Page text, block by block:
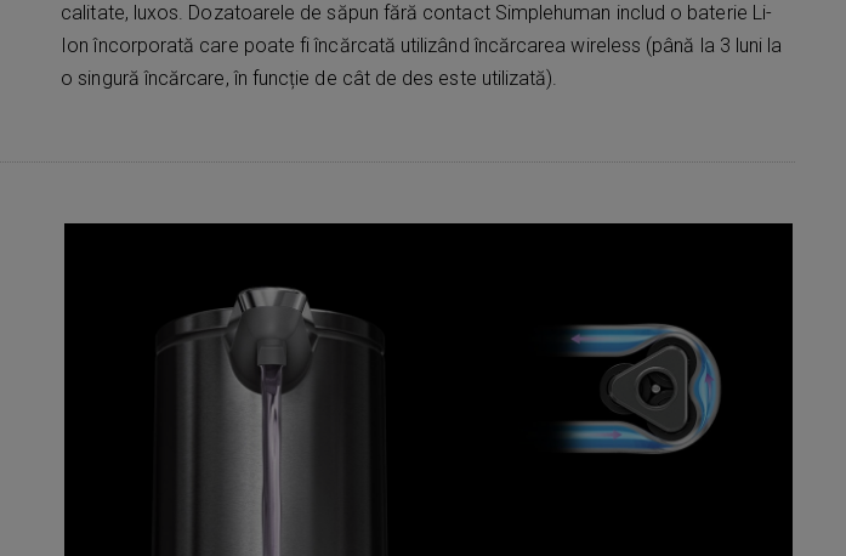
calitate, luxos. Dozatoarele de săpun fără contact Simplehuman includ o baterie Li-
Ion încorporată care poate fi încărcată utilizând încărcarea wireless (până la 3 luni la
o singură încărcare, în funcție de cât de des este utilizată).